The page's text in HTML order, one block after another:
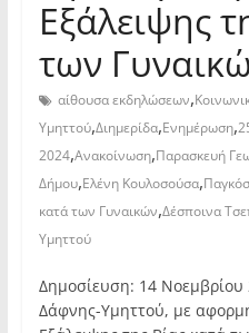
Εξάλειψης
των
αίθουσα εκδηλώσεων,
Υμηττού,Διημερίδα,Ενημέρωση,
2024,Ανακοίνωση,Παρασκευή
Δήμου,Ελένη Κουλοσούσα,
κατά των Γυναικών,Δέσποινα
Υμηττού
Δημοσίευση: 14
Δάφνης-Υμηττού, με